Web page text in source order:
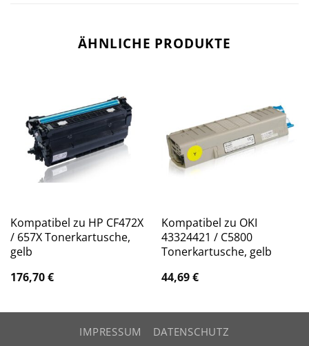
ÄHNLICHE PRODUKTE
Kompatibel zu HP CF472X
/ 657X Tonerkartusche,
gelb
176,70€
Kompatibel zu OKI
43324421 / C5800
Tonerkartusche, gelb
44,69€
IMPRESSUM DATENSCHUTZ